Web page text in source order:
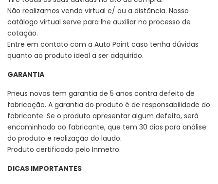
Não realizamos venda virtual e/ ou a distância. Nosso
catálogo virtual serve para lhe auxiliar no processo de
cotação.
Entre em contato com a Auto Point caso tenha dúvidas
quanto ao produto ideal a ser adquirido.
GARANTIA
Pneus novos tem garantia de 5 anos contra defeito de
fabricação. A garantia do produto é de responsabilidade do
fabricante. Se o produto apresentar algum defeito, será
encaminhado ao fabricante, que tem 30 dias para análise
do produto e realização do laudo.
Produto certificado pelo Inmetro.
DICAS IMPORTANTES